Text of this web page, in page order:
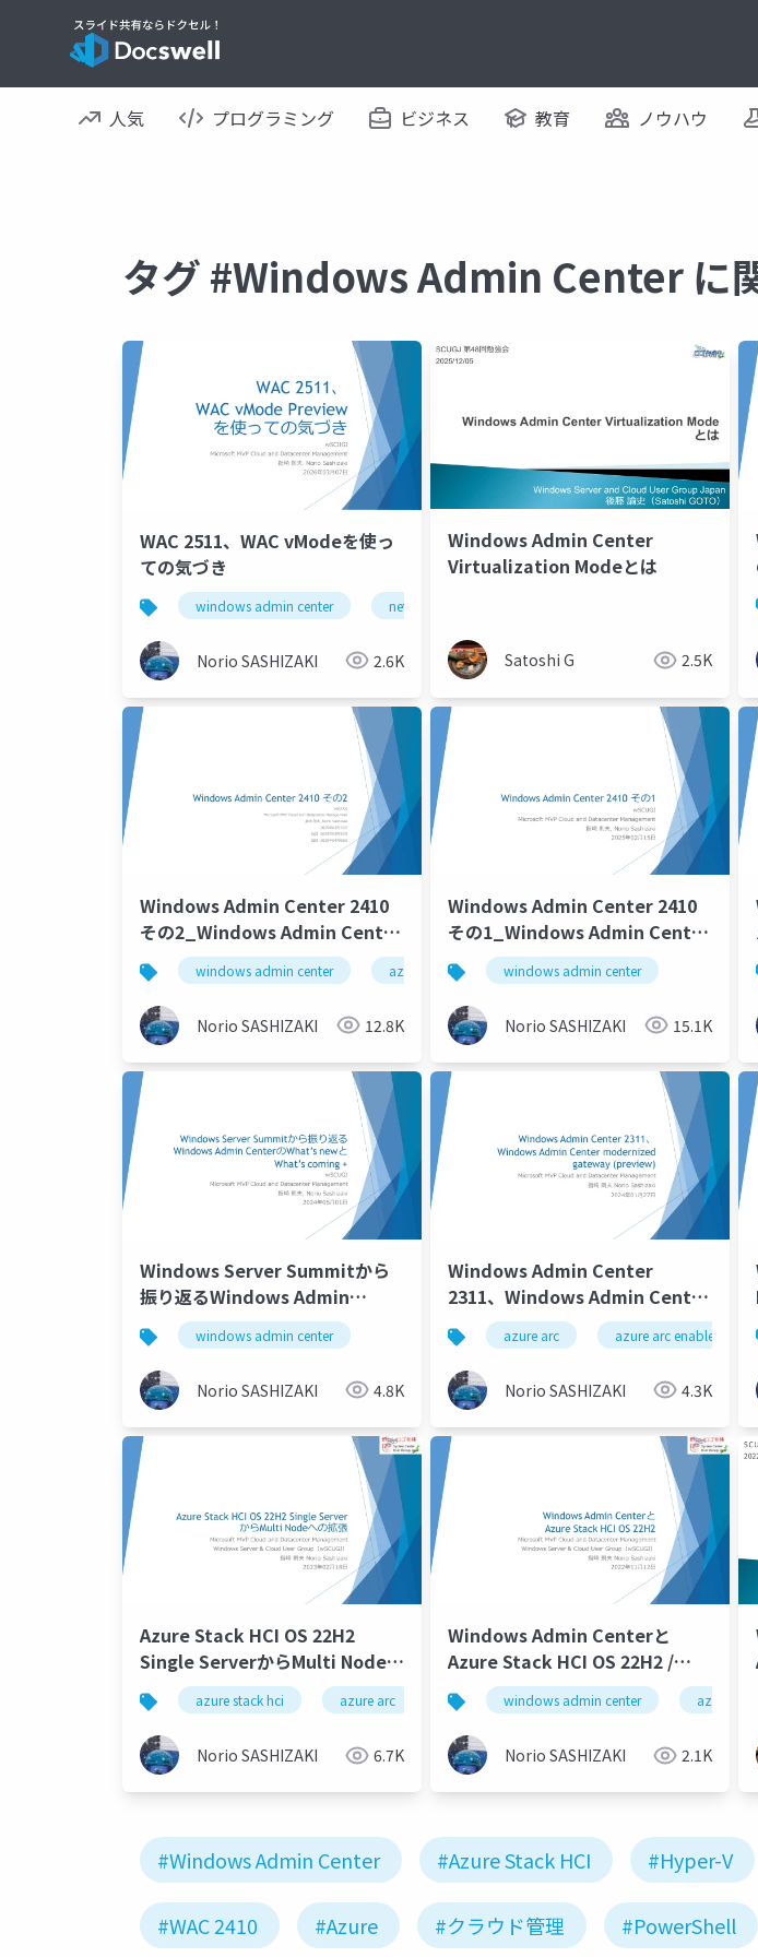
人気 プログラミング ビジネス 教育 ノウハウ
タグ #Windows Admin Center に
WAC 2511、WAC vModeを使っ
ての気づき
windows admin center network atc
Norio SASHIZAKI 2.6K
Windows Admin Center
Virtualization Modeとは
Satoshi G 2.5K
Windows Admin Center 2410
その2_Windows Admin Center
2410 Part 2windows admin center azure
Norio SASHIZAKI 12.8K
Windows Admin Center 2410
その1_Windows Admin Center
2410 Part 1windows admin center
Norio SASHIZAKI 15.1K
Windows Server Summitから
振り返るWindows Admin
CenterのWhat’s newとWhat’s
coming +
windows admin center
Norio SASHIZAKI 4.8K
Windows Admin Center
2311、Windows Admin Center
modernized gateway
(preview) - Windows Admin
Center 2311
azure arc azure arc enabled
Norio SASHIZAKI 4.3K
Azure Stack HCI OS 22H2
Single ServerからMulti Nodeへ
の拡張/Azure Stack HCI OS
22H2 Single Server to Multi
Node Extension
azure stack hci azure arc azure arc enabled server windows admin
Norio SASHIZAKI 6.7K
Windows Admin Centerと
Azure Stack HCI OS 22H2 /
Windows Admin Center and
Azure Stack HCI OS 22H2
windows admin center azure
Norio SASHIZAKI 2.1K
#Windows Admin Center #Azure Stack HCI #Hyper-V
#WAC 2410 #Azure #クラウド管理 #PowerShell